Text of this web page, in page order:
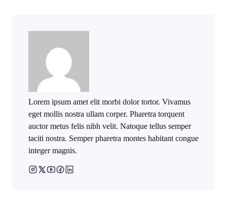
Lorem ipsum amet elit morbi dolor tortor. Vivamus
eget mollis nostra ullam corper. Pharetra torquent
auctor metus felis nibh velit. Natoque tellus semper
taciti nostra. Semper pharetra montes habitant congue
integer magnis.